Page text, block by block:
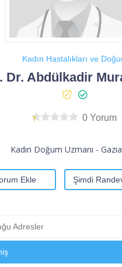
Kadın Hastalıkları ve
Dr. Abdülkadir
0 Yorum
Kadın Doğum Uzmanı -
Ekle Şimdi
Adresler